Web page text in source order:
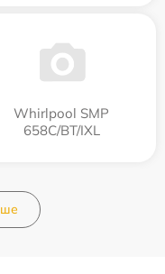
Whirlpool SMP
658C/BT/IXL